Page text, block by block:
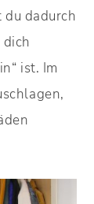
dadurch
ist. Im